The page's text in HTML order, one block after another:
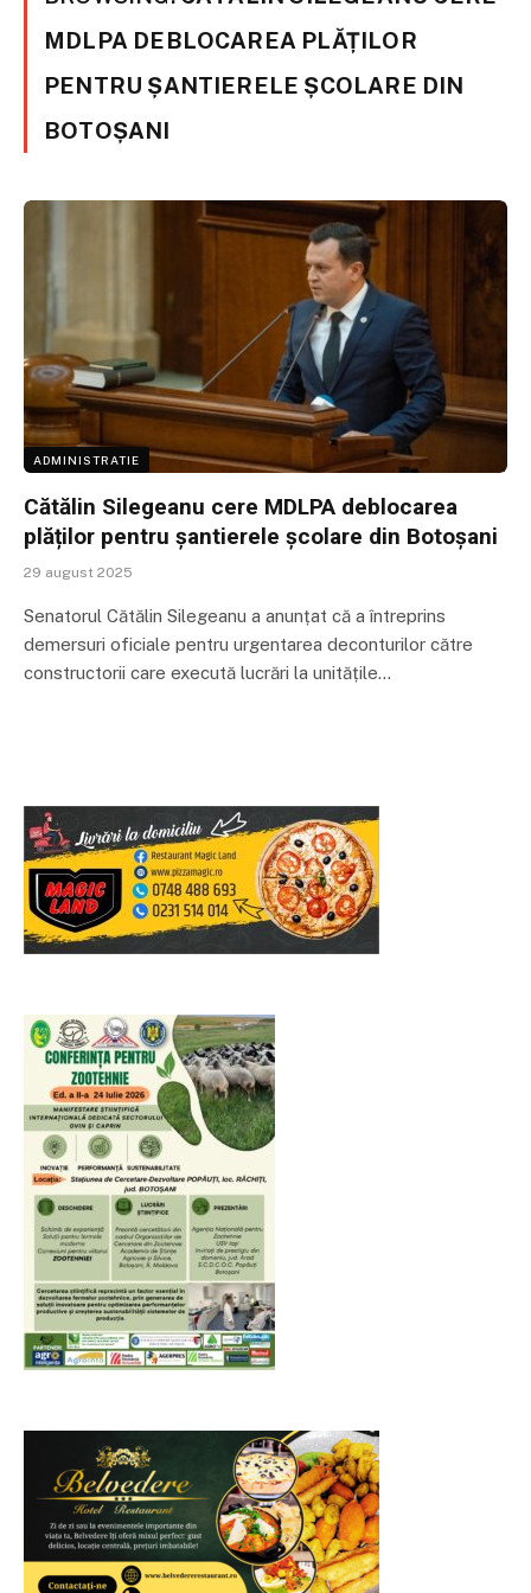
MDLPA DEBLOCAREA PLĂȚILOR
PENTRU ȘANTIERELE ȘCOLARE DIN
BOTOȘANI
ADMINISTRATIE
Cătălin Silegeanu cere MDLPA deblocarea
plăților pentru șantierele școlare din Botoșani
29 august 2025
Senatorul Cătălin Silegeanu a anunțat că a întreprins
demersuri oficiale pentru urgentarea deconturilor către
constructorii care execută lucrări la unitățile…